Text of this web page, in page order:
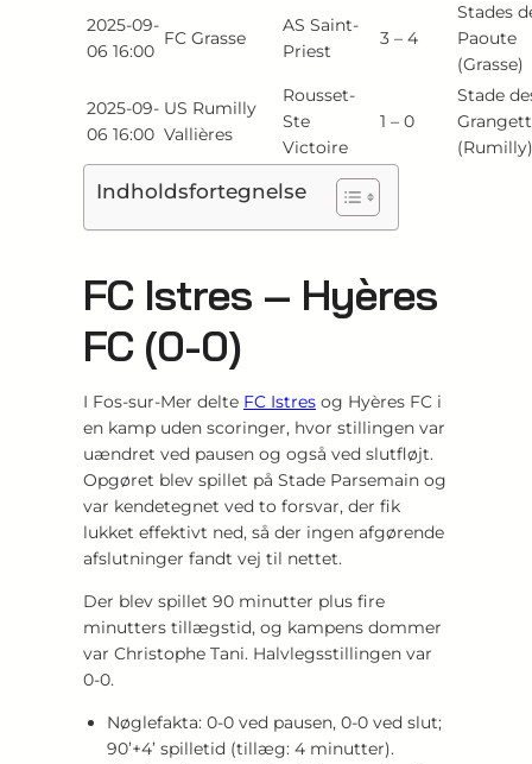
2025-09-
06 16:00
FC Grasse
AS Saint-
Priest
3 – 4
Stades
Paoute
(Grasse)
2025-09-
06 16:00
US Rumilly
Vallières
Rousset-
Ste
Victoire
1 – 0
Stade
(Rumilly)
Indholdsfortegnelse
FC Istres – Hyères
FC (0-0)
I Fos-sur-Mer delte FC Istres og Hyères FC i
en kamp uden scoringer, hvor stillingen var
uændret ved pausen og også ved slutfløjt.
Opgøret blev spillet på Stade Parsemain og
var kendetegnet ved to forsvar, der fik
lukket effektivt ned, så der ingen afgørende
afslutninger fandt vej til nettet.
Der blev spillet 90 minutter plus fire
minutters tillægstid, og kampens dommer
var Christophe Tani. Halvlegsstillingen var
0-0.
Nøglefakta: 0-0 ved pausen, 0-0 ved slut;
90’+4’ spilletid (tillæg: 4 minutter).